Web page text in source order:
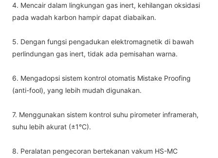
4. Mencair dalam lingkungan gas inert, kehilangan oksidasi
pada wadah karbon hampir dapat diabaikan.
5. Dengan fungsi pengadukan elektromagnetik di bawah
perlindungan gas inert, tidak ada pemisahan warna.
6. Mengadopsi sistem kontrol otomatis Mistake Proofing
(anti-fool), yang lebih mudah digunakan.
7. Menggunakan sistem kontrol suhu pirometer inframerah,
suhu lebih akurat (±1°C).
8. Peralatan pengecoran bertekanan vakum HS-MC